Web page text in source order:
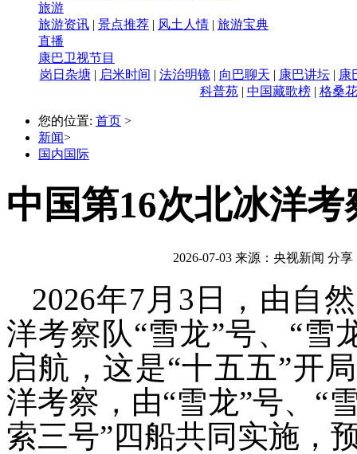
旅游
旅游资讯 | 景点推荐 | 风土人情 | 旅游宝典
直播
康巴卫视节目
岗日杂塘| 启米时间 | 法治明镜| 向巴聊天 | 康巴讲坛| 康
科普苑| 中国藏歌榜| 格桑
您的位置: 首页 >
新闻>
国内国际
中国第16次北冰洋考
2026-07-03 来源：央视新闻 分享
2026年7月3日，由自
洋考察队“雪龙”号、“雪
启航，这是“十五五”开
洋考察，由“雪龙”号、“
索三号”四船共同实施，